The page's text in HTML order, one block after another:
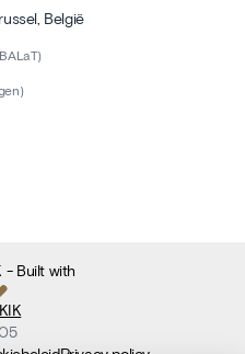
België
- Built with
KIK